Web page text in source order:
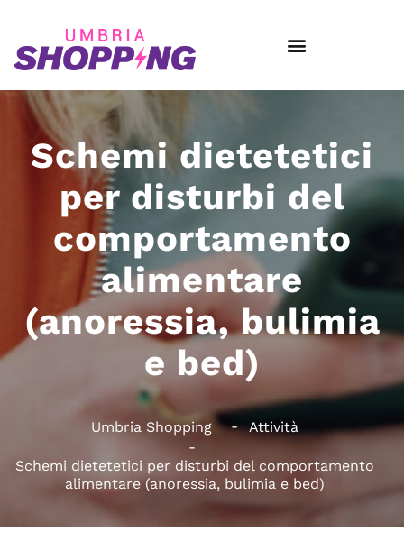
Schemi dietetetici
per disturbi del
comportamento
alimentare
(anoressia, bulimia
e bed)
Umbria Shopping Attività
Schemi dietetetici per disturbi del comportamento
alimentare (anoressia, bulimia e bed)